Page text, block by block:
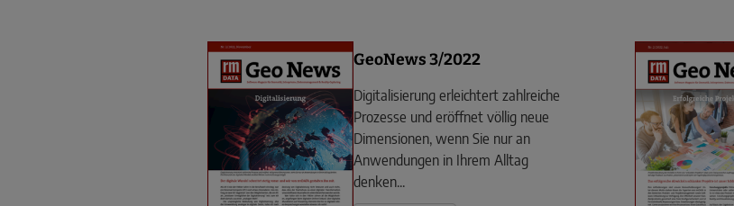
GeoNews 3/2022
Digitalisierung erleichtert zahlreiche
Prozesse und eröffnet völlig neue
Dimensionen, wenn Sie nur an
Anwendungen in Ihrem Alltag
denken...